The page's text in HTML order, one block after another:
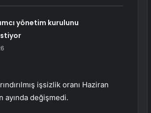
yönetim kurulunu
işsizlik oranı Haziran
ayında değişmedi.